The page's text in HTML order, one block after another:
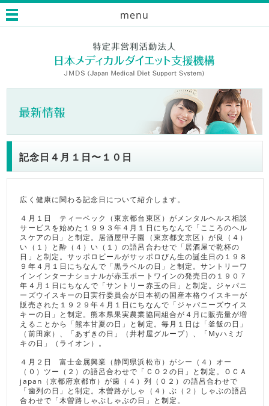
menu
記念日４月１日〜１０日
広く健康に関わる記念日について紹介します。
４月１日 ティーペック（東京都台東区）がメンタルヘルス相談
サービスを始めた１９９３年４月１日にちなんで「こころのヘル
スケアの日」と制定。居酒屋甲子園（東京都文京区）が良（４）
い（１）と酔（４）い（１）の語呂合わせで「居酒屋で乾杯の
日」と制定。サッポロビールがサッポロびん生の誕生日の１９８
９年４月１日にちなんで「黒ラベルの日」と制定。サントリーワ
インインターナショナルが赤玉ポートワインの発売日の１９０７
年４月１日にちなんで「サントリー赤玉の日」と制定。ジャパニ
ーズウイスキーの日実行委員会が日本初の国産本格ウイスキーが
販売された１９２９年４月１日にちなんで「ジャパニーズウイス
キーの日」と制定。熊本県果実農業協同組合が４月に販売量が増
えることから「熊本甘夏の日」と制定。毎月１日は「釜飯の日」
（前田家）、「あずきの日」（井村屋グループ）、「Myハミガ
キの日」（ライオン）。
４月２日 富士金属興業（静岡県浜松市）がシー（４）オー
（０）ツー（２）の語呂合わせで「ＣＯ２の日」と制定。ＯＣＡ
japan（京都府京都市）が歯（４）列（０２）の語呂合わせで
「歯列の日」と制定。木曽路がしゃ（４）ぶ（２）しゃぶの語呂
合わせで「木曽路しゃぶしゃぶの日」と制定。